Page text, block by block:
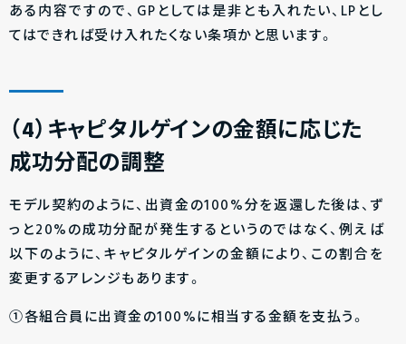
ある内容ですので、GPとしては是非とも入れたい、LPとし
てはできれば受け入れたくない条項かと思います。
（4）キャピタルゲインの金額に応じた
成功分配の調整
モデル契約のように、出資金の100%分を返還した後は、ず
っと20%の成功分配が発生するというのではなく、例えば
以下のように、キャピタルゲインの金額により、この割合を
変更するアレンジもあります。
①各組合員に出資金の100%に相当する金額を支払う。